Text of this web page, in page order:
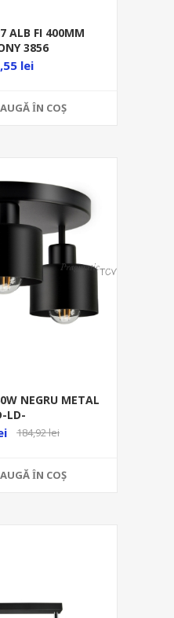
ALB FI 400MM
3856
lei
ȊN COŞ
NEGRU METAL
LD-
184,92 lei
ȊN COŞ